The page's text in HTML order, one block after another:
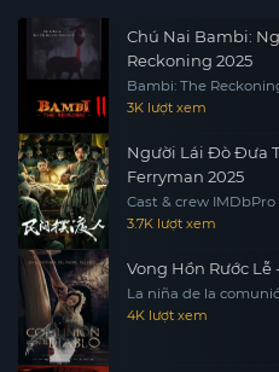
Chú Nai Bambi:
Reckoning 2025
Bambi: The
3K lượt xem
Người Lái Đò Đưa
Ferryman 2025
3.7K lượt xem
Vong Hồn Rước Lễ
La niña de la
4K lượt xem